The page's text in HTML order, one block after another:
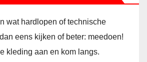
wat hardlopen of technische
eens kijken of beter: meedoen!
kleding aan en kom langs.